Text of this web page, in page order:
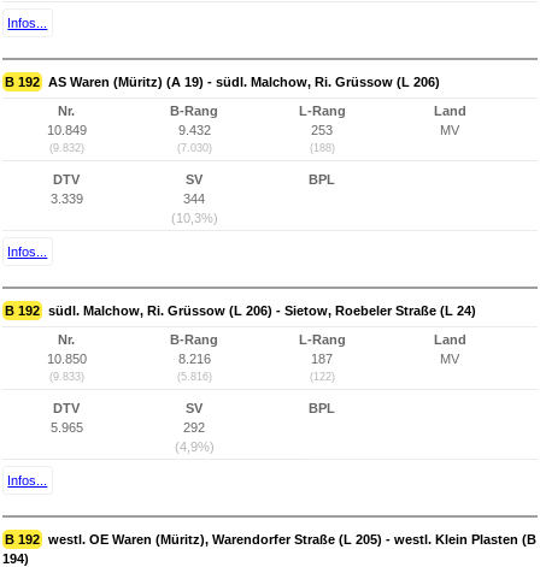
Infos...
B 192 AS Waren (Müritz) (A 19) - südl. Malchow, Ri. Grüssow (L 206)
Nr.
10.849
(9.832)
B-Rang
9.432
(7.030)
L-Rang
253
(188)
Land
MV
DTV
3.339
SV
344
(10,3%)
BPL
Infos...
B 192 südl. Malchow, Ri. Grüssow (L 206) - Sietow, Roebeler Straße (L 24)
Nr.
10.850
(9.833)
B-Rang
8.216
(5.816)
L-Rang
187
(122)
Land
MV
DTV
5.965
SV
292
(4,9%)
BPL
Infos...
B 192 westl. OE Waren (Müritz), Warendorfer Straße (L 205) - westl. Klein Plasten (B
194)